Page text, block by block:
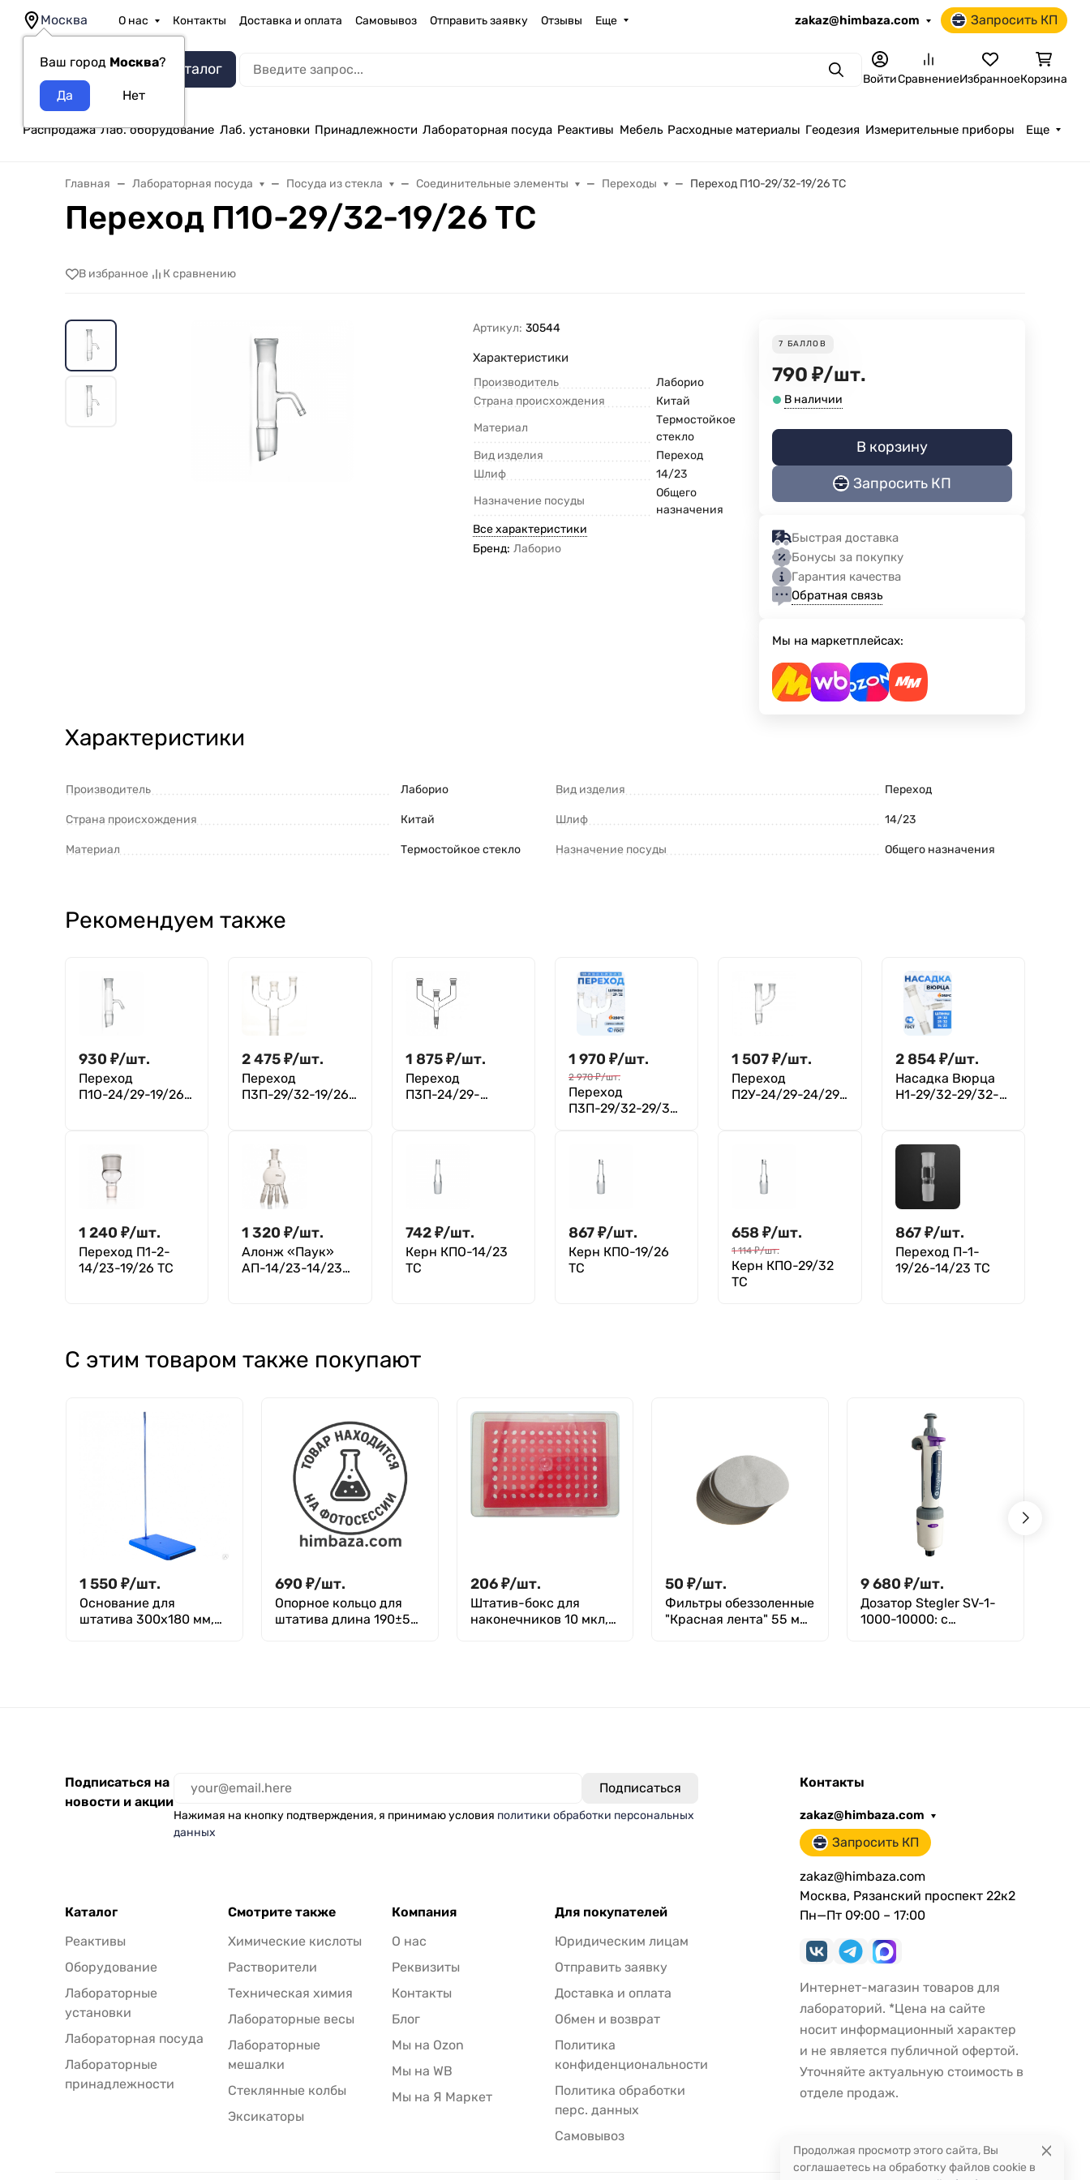
Москва
Ваш город Москва?
О нас Контакты Доставка и оплата Самовывоз Отправить заявку Отзывы Еще zakaz@himbaza.com Запросить КП
Каталог ПоискВойтиСравнениеИзбранноеКорзина
Распродажа Лаб. оборудование Лаб. установки Принадлежности Лабораторная посуда Реактивы Мебель Расходные материалы Геодезия Измерительные приборы Еще
Главная Лабораторная посуда Посуда из стекла Соединительные элементы Переходы Переход П1О-29/32-19/26 ТС
Переход П1О-29/32-19/26 ТС
В избранное К сравнению
Артикул: 30544
Характеристики
Производитель
Лаборио
Страна происхождения
Китай
Материал
Термостойкое
стекло
Вид изделия
Переход
Шлиф
14/23
Назначение посуды
Общего
назначения
Все характеристики
Бренд: Лаборио
7 БАЛЛОВ
790 ₽/шт.
В наличии
В корзину
Запросить КП
Быстрая доставка
Бонусы за покупку
Гарантия качества
Обратная связь
Мы на маркетплейсах:
Характеристики
Производитель Лаборио
Страна происхождения Китай
Материал Термостойкое стекло
Вид изделия Переход
Шлиф 14/23
Назначение посуды Общего назначения
Рекомендуем также
930 ₽/шт.
Переход
П1О-24/29-19/26
2 475₽/шт.
Переход
П3П-29/32-19/26-
термостойкий)
1 875₽/шт.
Переход
П3П-24/29-
1 970 ₽/шт.
2 970 ₽/шт.
Переход
П3П-29/32-29/32-
29/32
1 507₽/шт.
Переход
П2У-24/29-24/29
2 854₽/шт.
Насадка Вюрца
Н1-29/32-29/32-
1 240 ₽/шт.
Переход П1-2-
14/23-19/26 ТС
1 320 ₽/шт.
Алонж «Паук»
АП-14/23-14/23
742₽/шт.
Керн КПО-14/23
ТС
867₽/шт.
Керн КПО-19/26
ТС
658 ₽/шт.
1 114 ₽/шт.
Керн КПО-29/32
ТС
867₽/шт.
Переход П-1-
19/26-14/23 ТС
С этим товаром также покупают
1 550 ₽/шт.
Основание для
штатива 300х180 мм,
690 ₽/шт.
Опорное кольцо для
штатива длина 190±5
206 ₽/шт.
Штатив-бокс для
наконечников 10 мкл,
50 ₽/шт.
Фильтры обеззоленные
"Красная лента" 55 мм,
9 680 ₽/шт.
Дозатор Stegler SV-1-
1000-10000: с
Подписаться на
новости и акции
Нажимая на кнопку подтверждения, я принимаю условия политики обработки персональных
данных
Каталог
Реактивы
Оборудование
Лабораторные
установки
Лабораторная посуда
Лабораторные
принадлежности
Смотрите также
Химические кислоты
Растворители
Техническая химия
Лабораторные весы
Лабораторные
мешалки
Стеклянные колбы
Эксикаторы
Компания
О нас
Реквизиты
Контакты
Блог
Мы на Ozon
Мы на WB
Мы на Я Маркет
Для покупателей
Юридическим лицам
Отправить заявку
Доставка и оплата
Обмен и возврат
Политика
конфиденциональности
Политика обработки
перс. данных
Самовывоз
Контакты
zakaz@himbaza.com
Запросить КП
zakaz@himbaza.com
Москва, Рязанский проспект 22к2
Пн—Пт 09:00 – 17:00
Интернет-магазин товаров для
лабораторий. *Цена на сайте
носит информационный характер
и не является публичной офертой.
Уточняйте актуальную стоимость в
отделе продаж.
Продолжая просмотр этого сайта, Вы
соглашаетесь на обработку файлов cookie в